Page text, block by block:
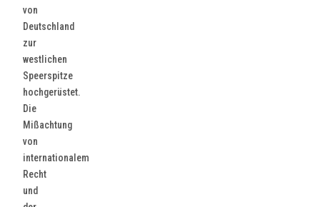
von
Deutschland
zur
westlichen
Speerspitze
hochgerüstet.
Die
Mißachtung
von
internationalem
Recht
und